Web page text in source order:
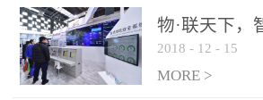
力和闲难，同时也将造成
巨大的经济损失和社会影
响，基至还会造成人员伤
亡。图像型火灾探测器正
物·联天下
赋安F&S
满落幕
2018 - 12 - 15
MORE >